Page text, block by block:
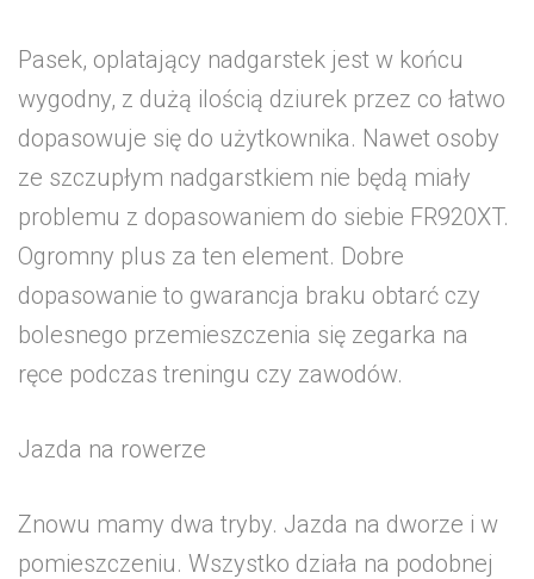
Pasek, oplatający nadgarstek jest w końcu
wygodny, z dużą ilością dziurek przez co łatwo
dopasowuje się do użytkownika. Nawet osoby
ze szczupłym nadgarstkiem nie będą miały
problemu z dopasowaniem do siebie FR920XT.
Ogromny plus za ten element. Dobre
dopasowanie to gwarancja braku obtarć czy
bolesnego przemieszczenia się zegarka na
ręce podczas treningu czy zawodów.
Jazda na rowerze
Znowu mamy dwa tryby. Jazda na dworze i w
pomieszczeniu. Wszystko działa na podobnej